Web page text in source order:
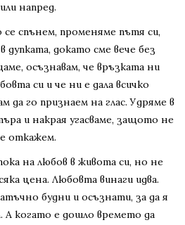
напред.
спънем, променяме пътя си,
дупката, докато сме вече без
осъзнавам, че връзката ни
си и че ни е дала всичко
да го признаем на глас. Удряме в
и накрая угасваме, защото не
откажем.
на любов в живота си, но не
цена. Любовта винаги идва.
будни и осъзнати, за да я
А когато е дошло времето да